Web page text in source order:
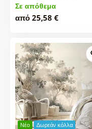
Σε απόθεμα
από 25,58 €
Νέο Δωρεάν κόλλα